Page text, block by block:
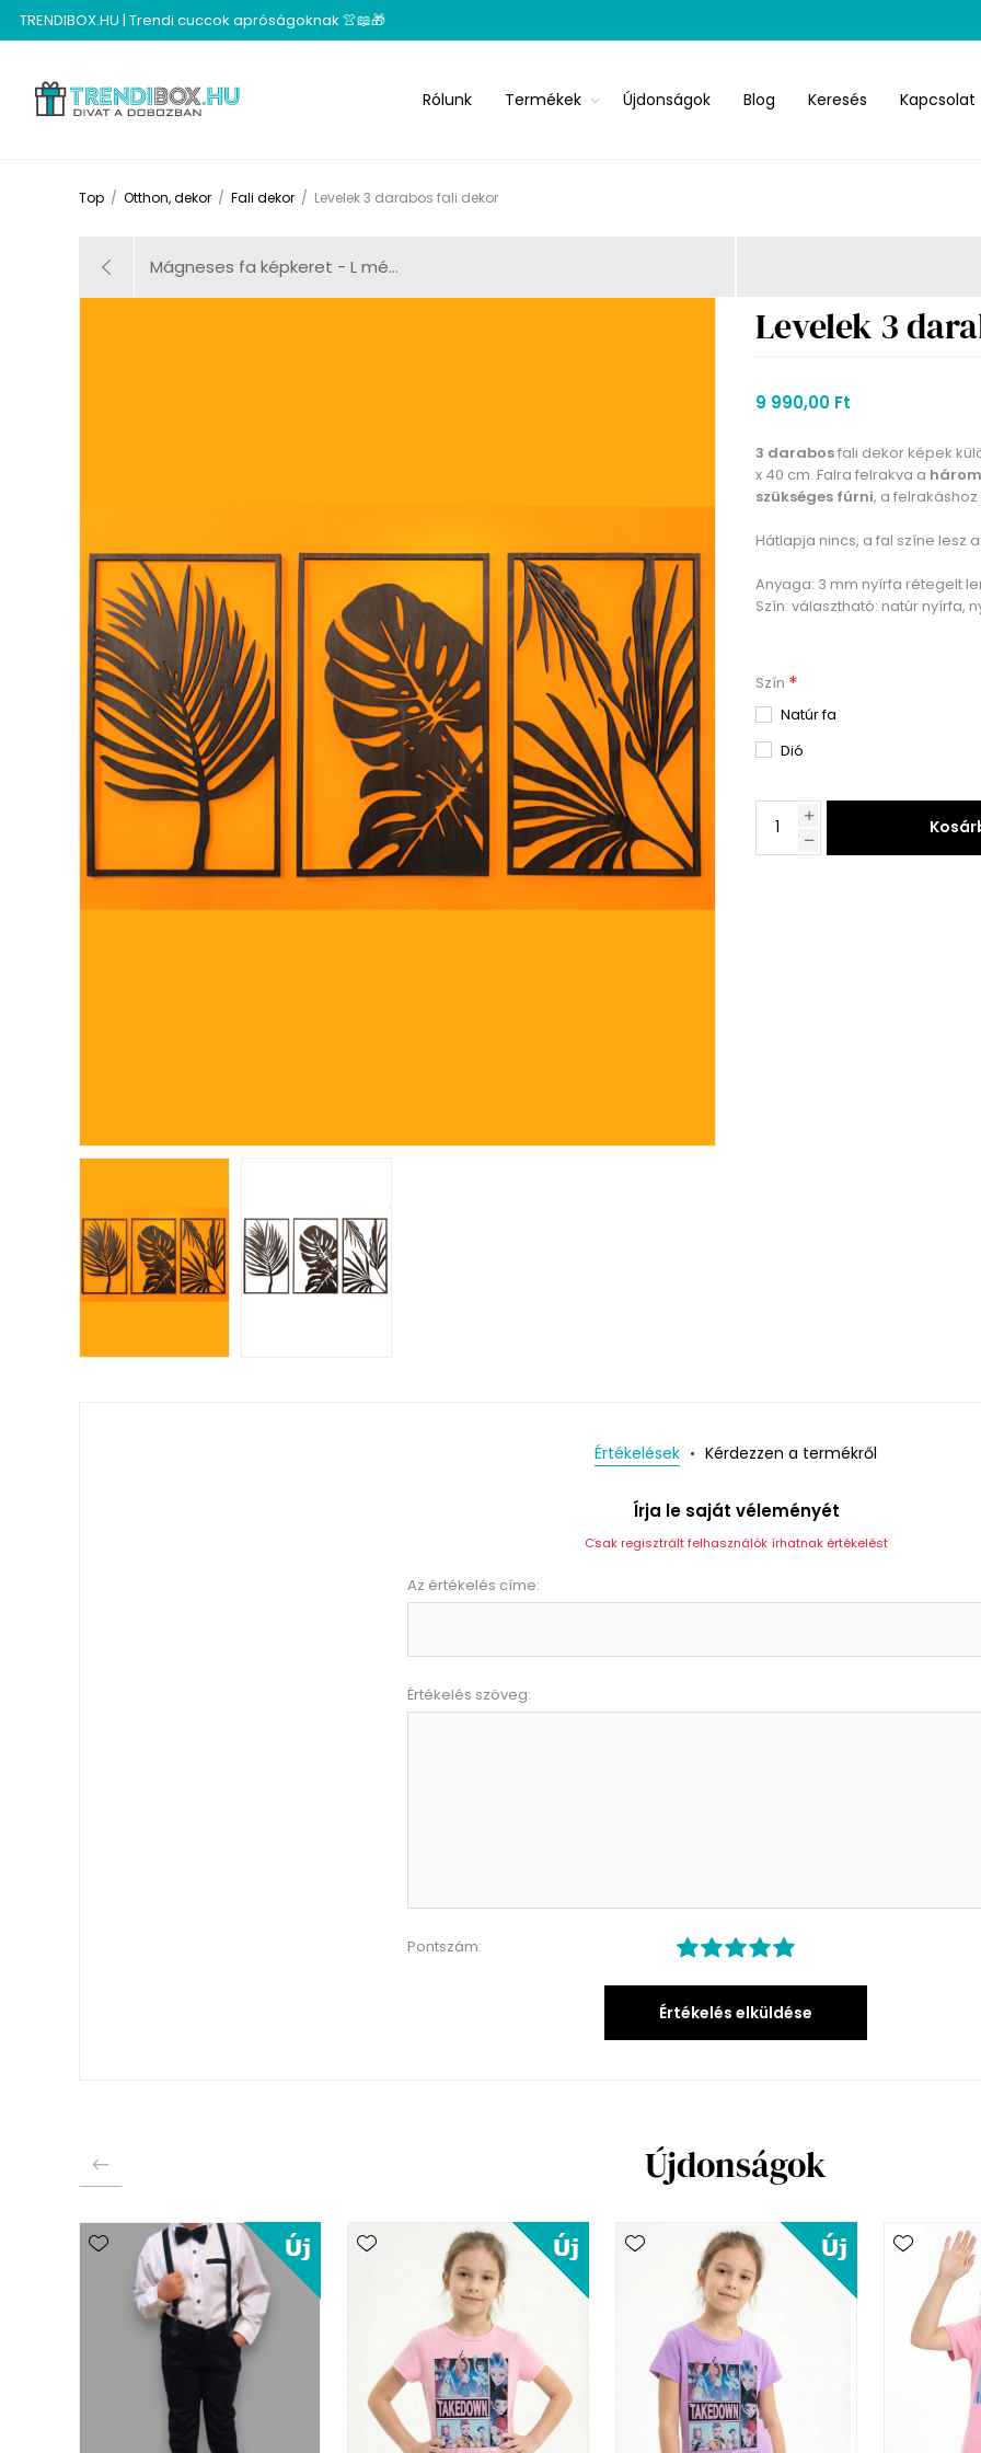
TRENDIBOX.HU | Trendi cuccok apróságoknak 👚📖🎁
Rólunk Termékek Újdonságok Blog Keresés Kapcsolat
Top / Otthon, dekor / Fali dekor / Levelek 3 darabos fali dekor
Mágneses fa képkeret - L mé...
Levelek 3
9 990,00 Ft
3 darabosfali dekor képek
x 40 cm. Falra felrakva a
szükséges fúrni, a
Hátlapja nincs, a fal színe lesz
Anyaga: 3 mm nyírfa rétegelt
Szín: választható: natúr nyírfa,
Szín *
Natúr fa
Dió
Értékelések Kérdezzen a termékről
Írja le saját véleményét
Csak regisztrált felhasználók írhatnak értékelést
Az értékelés címe:
Értékelés szöveg:
Pontszám:
Értékelés elküldése
Újdonságok